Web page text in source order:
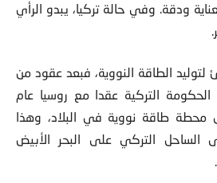
ودقة. وفي حالة تركيا، يبدو الرأي
لتوليد الطاقة النووية، فبعد عقود من
الحكومة التركية عقدا مع روسيا عام
أول محطة طاقة نووية في البلاد، وهذا
الساحل التركي على البحر الأبيض